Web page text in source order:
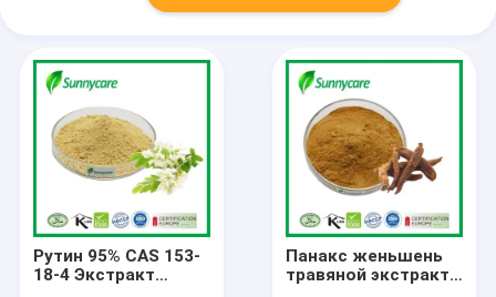
Рутин 95% CAS 153-
18-4 Экстракт
Панакс женьшень
травяной экстракт